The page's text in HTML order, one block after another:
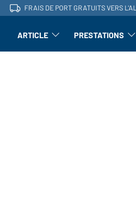
FRAIS DE PORT GRATUITS VERS
ARTICLE l'article : Ouvrir le sous-menu
PRESTATIONS